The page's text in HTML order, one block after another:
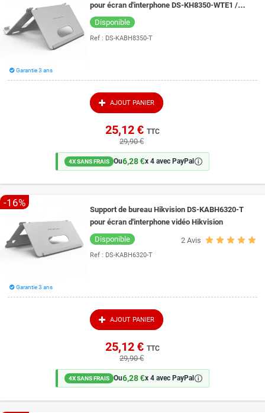
pour écran d'interphone DS-KH8350-WTE1 /
WTE2
Disponible
Ref : DS-KABH8350-T
Garantie 3 ans
AJOUT PANIER
25,12 € TTC
29,90 €
4X SANS FRAIS Ou6,28 €x 4 avec PayPal 🛈
-16%
Support de bureau Hikvision DS-KABH6320-T
pour écran d'interphone vidéo Hikvision
2Avis
Disponible
Ref : DS-KABH6320-T
Garantie 3 ans
AJOUT PANIER
25,12 € TTC
29,90 €
4X SANS FRAIS Ou6,28 €x 4 avec PayPal 🛈